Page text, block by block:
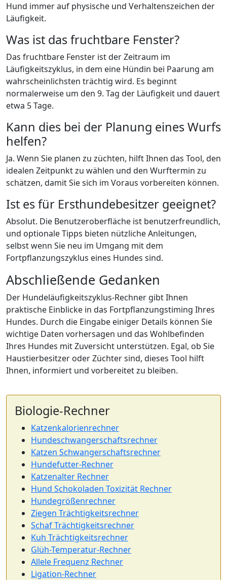
Hund immer auf physische und Verhaltenszeichen der
Läufigkeit.
Was ist das fruchtbare Fenster?
Das fruchtbare Fenster ist der Zeitraum im
Läufigkeitszyklus, in dem eine Hündin bei Paarung am
wahrscheinlichsten trächtig wird. Es beginnt
normalerweise um den 9. Tag der Läufigkeit und dauert
etwa 5 Tage.
Kann dies bei der Planung eines Wurfs
helfen?
Ja. Wenn Sie planen zu züchten, hilft Ihnen das Tool, den
idealen Zeitpunkt zu wählen und den Wurftermin zu
schätzen, damit Sie sich im Voraus vorbereiten können.
Ist es für Ersthundebesitzer geeignet?
Absolut. Die Benutzeroberfläche ist benutzerfreundlich,
und optionale Tipps bieten nützliche Anleitungen,
selbst wenn Sie neu im Umgang mit dem
Fortpflanzungszyklus eines Hundes sind.
Abschließende Gedanken
Der Hundeläufigkeitszyklus-Rechner gibt Ihnen
praktische Einblicke in das Fortpflanzungstiming Ihres
Hundes. Durch die Eingabe einiger Details können Sie
wichtige Daten vorhersagen und das Wohlbefinden
Ihres Hundes mit Zuversicht unterstützen. Egal, ob Sie
Haustierbesitzer oder Züchter sind, dieses Tool hilft
Ihnen, informiert und vorbereitet zu bleiben.
Biologie-Rechner
Katzenkalorienrechner
Hundeschwangerschaftsrechner
Katzen Schwangerschaftsrechner
Hundefutter-Rechner
Katzenalter Rechner
Hund Schokoladen Toxizität Rechner
Hundegrößenrechner
Ziegen Trächtigkeitsrechner
Schaf Trächtigkeitsrechner
Kuh Trächtigkeitsrechner
Glüh-Temperatur-Rechner
Allele Frequenz Rechner
Ligation-Rechner